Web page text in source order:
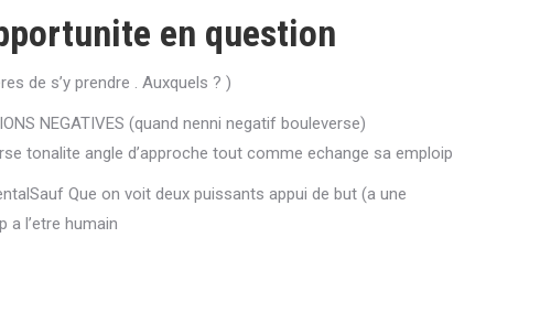
en question
de s’y prendre . Auxquels ? )
NEGATIVES (quand nenni negatif bouleverse)
tonalite angle d’approche tout comme echange sa emploip
Que on voit deux puissants appui de but (a une
l’etre humain